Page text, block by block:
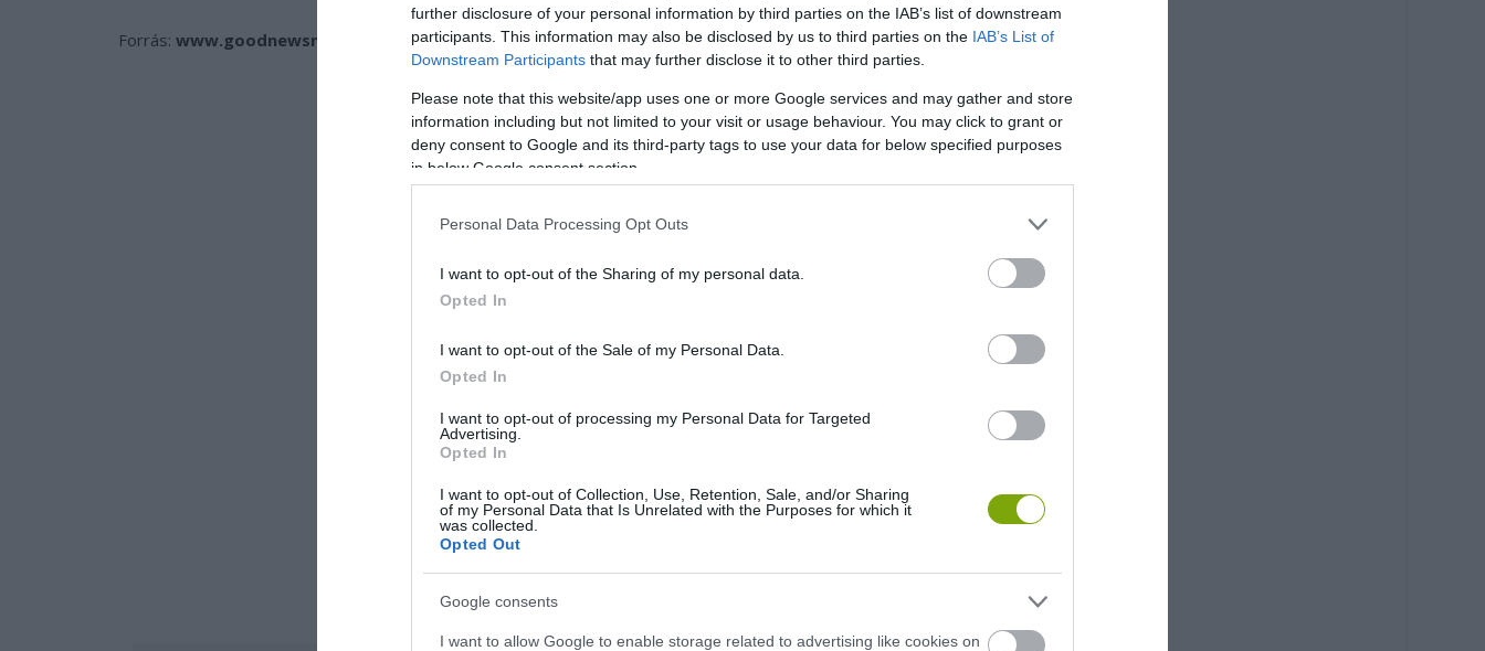
further disclosure of your personal information by third parties on the IAB’s list of downstream
participants. This information may also be disclosed by us to third parties on the IAB’s List of
Downstream Participants that may further disclose it to other third parties.
Please note that this website/app uses one or more Google services and may gather and store
information including but not limited to your visit or usage behaviour. You may click to grant or
deny consent to Google and its third-party tags to use your data for below specified purposes
in below Google consent section.
Personal Data Processing Opt Outs
I want to opt-out of the Sharing of my personal data.
Opted In
I want to opt-out of the Sale of my Personal Data.
Opted In
I want to opt-out of processing my Personal Data for Targeted
Advertising.
Opted In
I want to opt-out of Collection, Use, Retention, Sale, and/or Sharing
of my Personal Data that Is Unrelated with the Purposes for which it
was collected.
Opted Out
Google consents
I want to allow Google to enable storage related to advertising like cookies on
Forrás: www.goodnewsnetwork.org